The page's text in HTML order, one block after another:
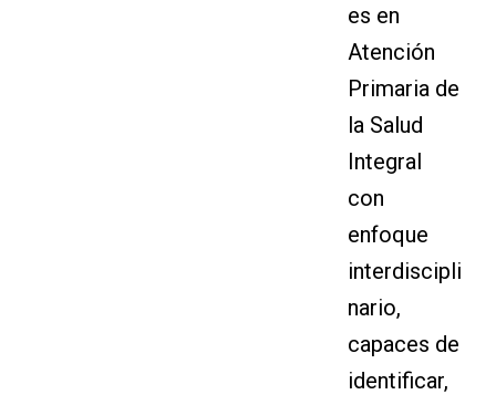
es en
Atención
Primaria de
la Salud
Integral
con
enfoque
interdiscipli
nario,
capaces de
identificar,